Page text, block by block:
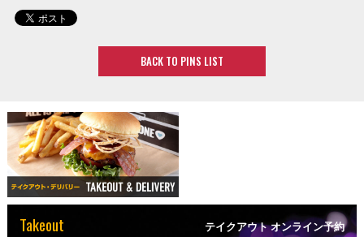
BACK TO PINS LIST
Takeout テイクアウト オンライン予約